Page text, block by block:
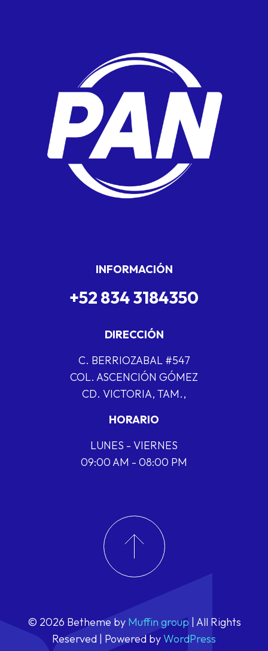
INFORMACIÓN
+52 834 3184350
DIRECCIÓN
C. BERRIOZABAL #547
COL. ASCENCIÓN GÓMEZ
CD. VICTORIA, TAM.,
HORARIO
LUNES - VIERNES
09:00 AM - 08:00 PM
© 2026 Betheme by Muffin group | All Rights
Reserved | Powered byWordPress